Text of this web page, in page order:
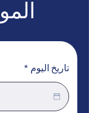
تاريخ اليوم *